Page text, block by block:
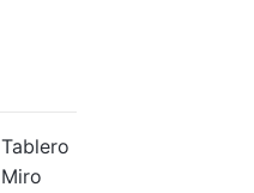
Tablero
Miro